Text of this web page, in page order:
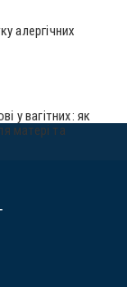
алергічних
у вагітних: як
матері та